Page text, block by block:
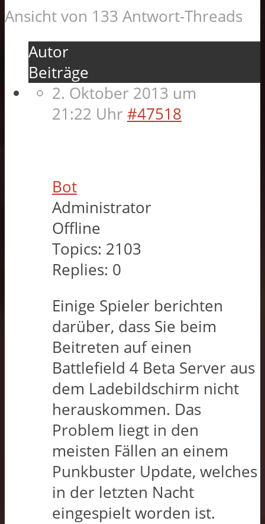
Ansicht von 133 Antwort-Threads
Autor
Beiträge
2. Oktober 2013 um
21:22 Uhr #47518
Bot
Administrator
Offline
Topics: 2103
Replies: 0
Einige Spieler berichten
darüber, dass Sie beim
Beitreten auf einen
Battlefield 4 Beta Server aus
dem Ladebildschirm nicht
herauskommen. Das
Problem liegt in den
meisten Fällen an einem
Punkbuster Update, welches
in der letzten Nacht
eingespielt worden ist.